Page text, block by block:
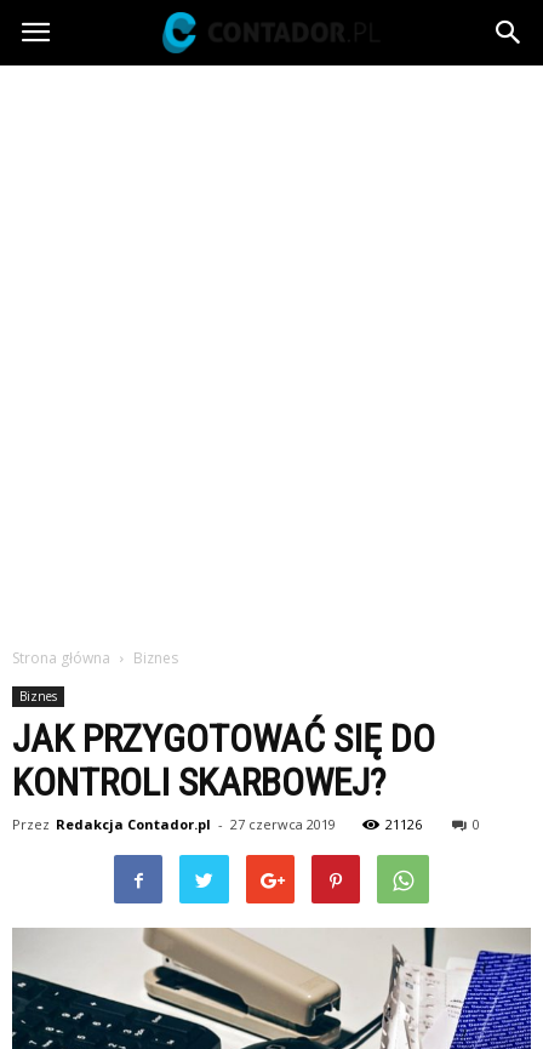
Contador.pl
Strona główna Biznes
Biznes
JAK PRZYGOTOWAĆ SIĘ DO
KONTROLI SKARBOWEJ?
Przez Redakcja Contador.pl - 27 czerwca 2019 21126 0